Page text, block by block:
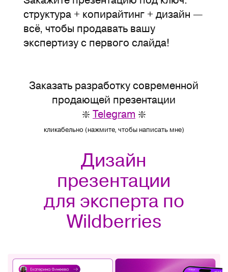
структура + копирайтинг + дизайн —
всё, чтобы продавать вашу
экспертизу с первого слайда!
Заказать разработку современной
продающей презентации
❇️ Telegram ❇️
кликабельно (нажмите, чтобы написать мне)
Дизайн
презентации
для эксперта по
Wildberries